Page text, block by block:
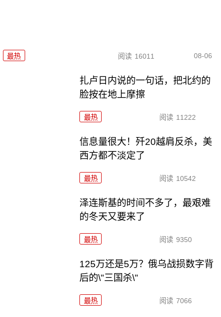
最热 阅读 16011 08-06
扎卢日内说的一句话，把北约的
脸按在地上摩擦
最热 阅读 11222
信息量很大！歼20越肩反杀，美
西方都不淡定了
最热 阅读 10542
泽连斯基的时间不多了，最艰难
的冬天又要来了
最热 阅读 9350
125万还是5万？俄乌战损数字背
后的\"三国杀\"
最热 阅读 7066